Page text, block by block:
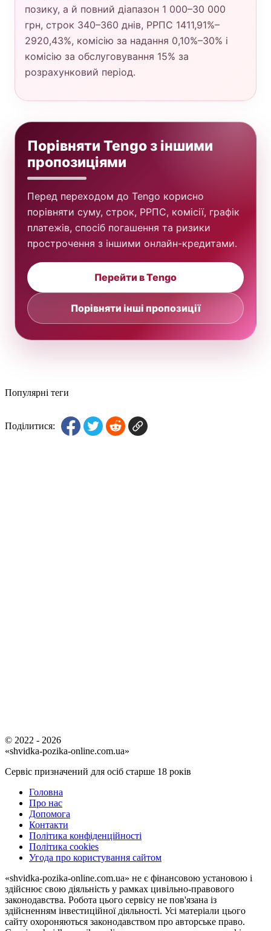
позику, а й повний діапазон 1 000–30 000
грн, строк 340–360 днів, РРПС 1411,91%–
2920,43%, комісію за надання 0,10%–30% і
комісію за обслуговування 15% за
розрахунковий період.
Порівняти Tengo з іншими
пропозиціями
Перед переходом до Tengo корисно
порівняти суму, строк, РРПС, комісії, графік
платежів, спосіб погашення та ризики
прострочення з іншими онлайн-кредитами.
Перейти в Tengo
Порівняти інші пропозиції
Популярні теги
Поділитися:
© 2022 - 2026
«shvidka-pozika-online.com.ua»
Сервіс призначений для осіб старше 18 років
Головна
Про нас
Допомога
Контакти
Політика конфіденційності
Політика cookies
Угода про користування сайтом
«shvidka-pozika-online.com.ua» не є фінансовою установою і
здійснює свою діяльність у рамках цивільно-правового
законодавства. Робота цього сервісу не пов'язана із
здійсненням інвестиційної діяльності. Усі матеріали цього
сайту охороняються законодавством про авторське право.